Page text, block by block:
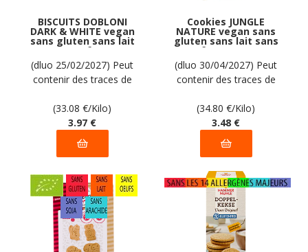
BISCUITS DOBLONI
DARK & WHITE vegan
sans gluten sans lait
sans oeufs sans
coque sans arachide
PIACERI
MEDITERRANEI : 120g
(dluo 25/02/2027) Peut
contenir des traces de
déclarées par le
fabricant
(33.08 €/Kilo)
3.97 €
Cookies JUNGLE
NATURE vegan sans
gluten sans lait sans
oeufs sans coque
sans arachide
Santiveri Noglut :
100g
(dluo 30/04/2027) Peut
contenir des traces de
déclarées par le
fabricant
(34.80 €/Kilo)
3.48 €